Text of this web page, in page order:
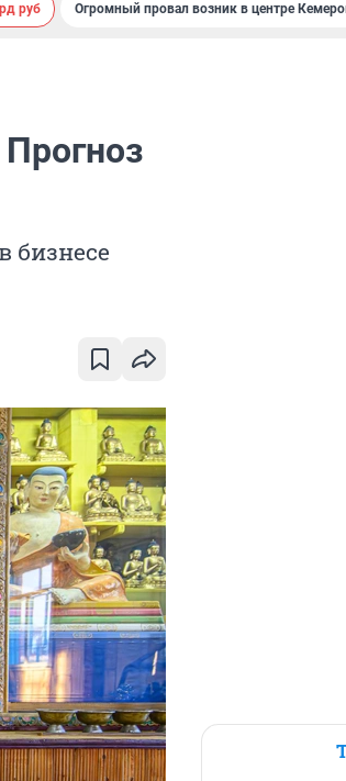
руб Огромный провал возник в центре
бизнесе